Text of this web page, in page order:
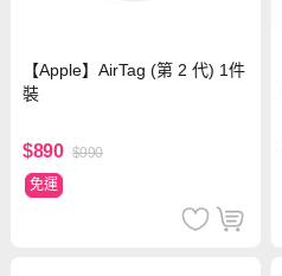
【Apple】AirTag (第 2 代) 1件
裝
$890 $990
免運